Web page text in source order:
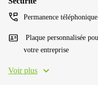
Permanence téléphonique
Plaque personnalisée
votre entreprise
Voir plus